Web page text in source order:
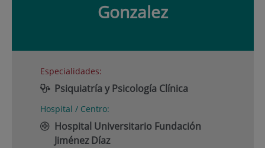
Gonzalez
Especialidades:
Psiquiatría y Psicología Clínica
Hospital / Centro:
Hospital Universitario Fundación
Jiménez Díaz